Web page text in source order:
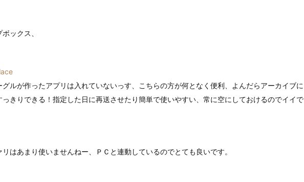
ックス、
ルが作ったアプリは入れていないっす、こちらの方が何となく便利、よんだらアーカイブに
っきりできる！指定した日に再送させたり簡単で使いやすい、常に空にしておけるのでイイで
はあまり使いませんねー、ＰＣと連動しているのでとても良いです。